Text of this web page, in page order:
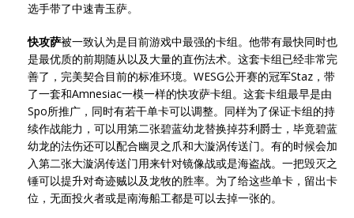
选手带了中速青玉萨。
快攻萨被一致认为是目前游戏中最强的卡组。他带有最快同时也
是最优质的前期随从以及大量的直伤法术。这套卡组已经非常完
善了，完美契合目前的标准环境。WESG公开赛的冠军Staz，带
了一套和Amnesiac一模一样的快攻萨卡组。这套卡组最早是由
Spo所推广，同时有若干单卡可以调整。同样为了保证卡组的持
续作战能力，可以用第二张碧蓝幼龙替换掉芬利爵士，毕竟碧蓝
幼龙的法伤还可以配合幽灵之爪和大漩涡传送门。有的时候会加
入第二张大漩涡传送门用来针对镜像战或是海盗战。一把毁灭之
锤可以提升对奇迹贼以及龙牧的胜率。为了给这些单卡，留出卡
位，无面投火者或是南海船工都是可以去掉一张的。